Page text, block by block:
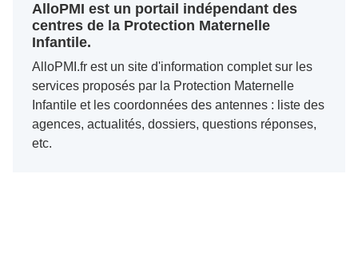
AlloPMI est un portail indépendant des
centres de la Protection Maternelle
Infantile.
AlloPMI.fr est un site d'information complet sur les
services proposés par la Protection Maternelle
Infantile et les coordonnées des antennes : liste des
agences, actualités, dossiers, questions réponses,
etc.